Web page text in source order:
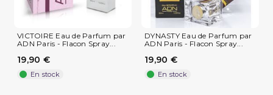
VICTOIRE Eau de Parfum par
ADN Paris - Flacon Spray...
19,90 €
En stock
DYNASTY Eau de Parfum par
ADN Paris - Flacon Spray...
19,90 €
En stock